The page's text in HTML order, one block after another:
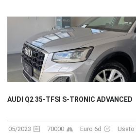
AUDI Q2 35-TFSI S-TRONIC ADVANCED
05/2023 70000 Euro 6d Usato